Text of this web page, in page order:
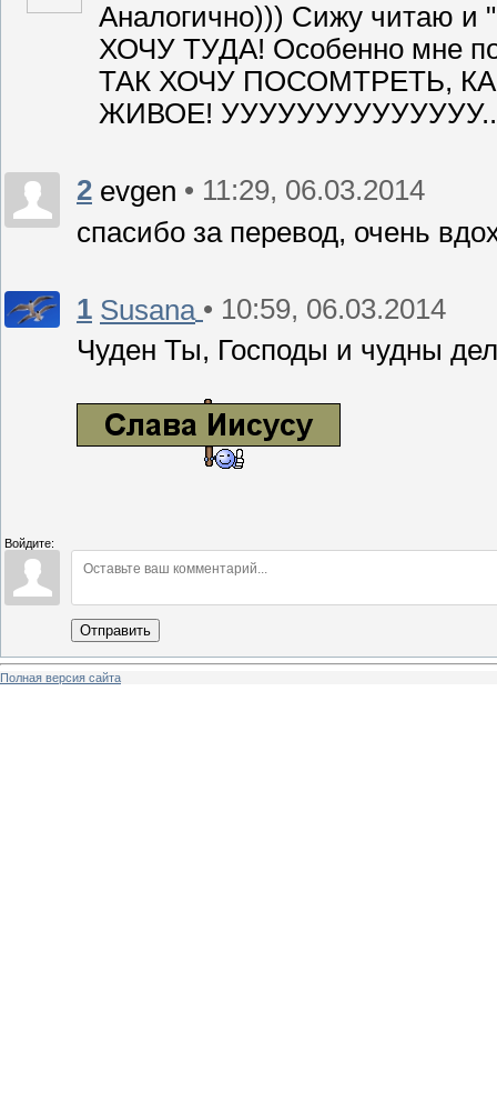
Аналогично))) Сижу читаю
ХОЧУ ТУДА! Особенно мне
ТАК ХОЧУ ПОСОМТРЕТЬ,
ЖИВОЕ!
2 evgen • 11:29, 06.03.2014
спасибо за перевод, очень
1 Susana • 10:59, 06.03.2014
Чуден Ты, Господы и чудны
Войдите:
Отправить
Полная версия сайта